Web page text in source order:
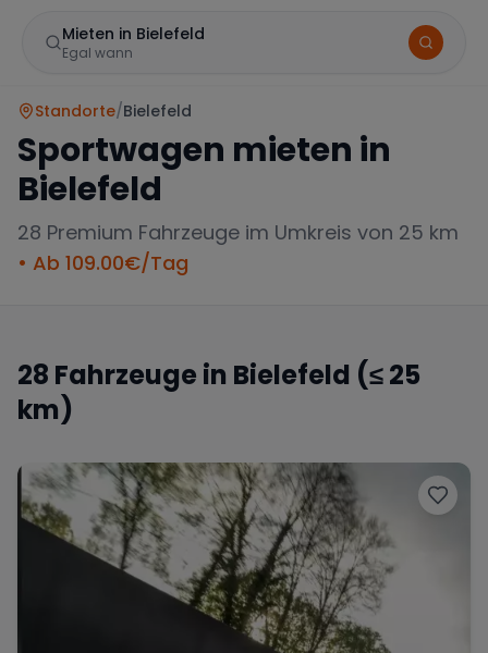
Mieten in Bielefeld
Egal wann
Porsche Lamborghini Ferrari
Ford Jaguar
Wann
Zeitraum wählen
Standorte/Bielefeld
Sportwagen mieten in
Bielefeld
28 Premium Fahrzeuge im Umkreis von 25 km
• Ab 109.00€/Tag
28 Fahrzeuge in Bielefeld (≤ 25
km)